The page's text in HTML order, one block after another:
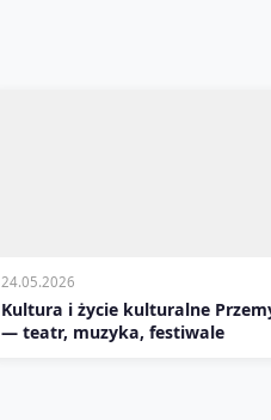
24.05.2026
Kultura i życie kulturalne
— teatr, muzyka, festiwale